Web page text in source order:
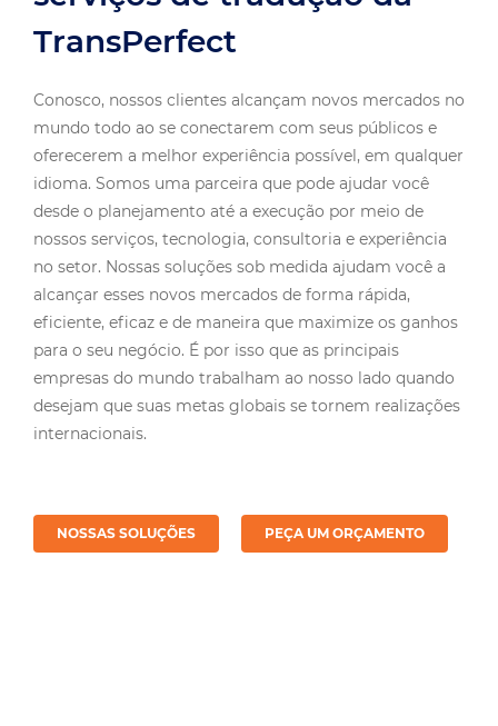
TransPerfect
mundo todo ao se conectarem com seus públicos e
oferecerem a melhor experiência possível, em qualquer
idioma. Somos uma parceira que pode ajudar você
desde o planejamento até a execução por meio de
nossos serviços, tecnologia, consultoria e experiência
no setor. Nossas soluções sob medida ajudam você a
alcançar esses novos mercados de forma rápida,
eficiente, eficaz e de maneira que maximize os ganhos
para o seu negócio. É por isso que as principais
empresas do mundo trabalham ao nosso lado quando
desejam que suas metas globais se tornem realizações
internacionais.